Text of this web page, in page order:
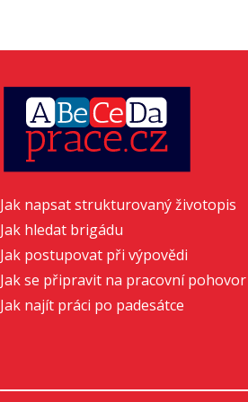
Jak napsat strukturovaný životopis
Jak hledat brigádu
Jak postupovat při výpovědi
Jak se připravit na pracovní pohovor
Jak najít práci po padesátce